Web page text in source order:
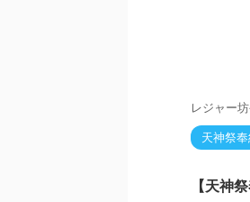
レジャー
天神祭
【天神